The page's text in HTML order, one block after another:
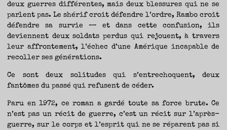
deux guerres différentes, mais deux blessures qui ne se
parlent pas. Le shérif croit défendre l’ordre, Rambo croit
défendre sa survie — et dans cette confusion, ils
deviennent deux soldats perdus qui rejouent, à travers
leur affrontement, l’échec d’une Amérique incapable de
recoller ses générations.
Ce sont deux solitudes qui s’entrechoquent, deux
fantômes du passé qui refusent de céder.
Paru en 1972, ce roman a gardé toute sa force brute. Ce
n’est pas un récit de guerre, c’est un récit sur l’après-
guerre, sur le corps et l’esprit qui ne se réparent pas si